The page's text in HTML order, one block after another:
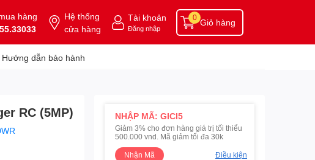
hàng
Hệ thống
cửa hàng
Tài khoản
Đăng nhập
Giỏ hàng
0
Hướng dẫn bảo hành
RC (5MP) NHẬP MÃ: GICI5
Giảm 3% cho đơn hàng giá trị tối thiểu
500.000 vnd. Mã giảm tối đa 30k
Nhận Mã
Điều kiện